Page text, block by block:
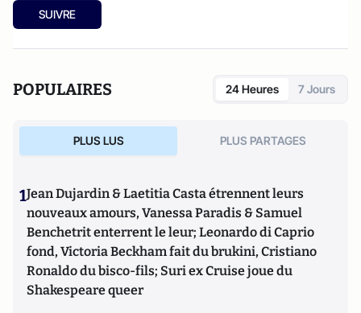
responsable du comité scientifique de la Revue Politique et
Parlementaire.
SUIVRE
POPULAIRES 24 Heures 7 Jours
PLUS LUS PLUS PARTAGES
1Jean Dujardin & Laetitia Casta étrennent leurs
nouveaux amours, Vanessa Paradis & Samuel
Benchetrit enterrent le leur; Leonardo di Caprio
fond, Victoria Beckham fait du brukini, Cristiano
Ronaldo du bisco-fils; Suri ex Cruise joue du
Shakespeare queer